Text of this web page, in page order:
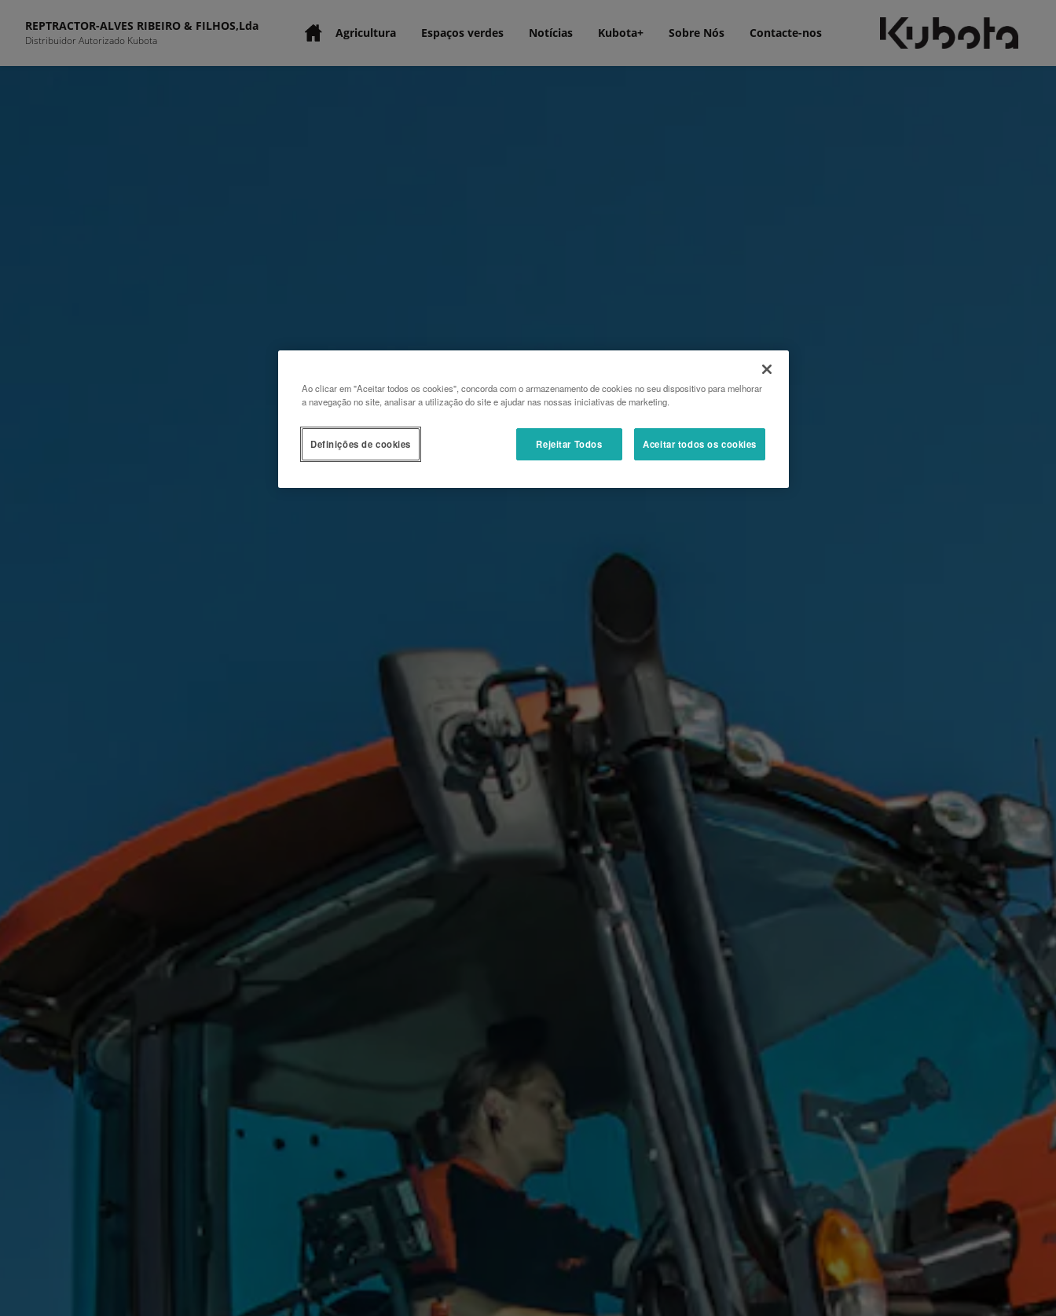
REPTRACTOR-ALVES RIBEIRO & FILHOS,Lda
Distribuidor Autorizado Kubota Agricultura Espaços verdes Notícias Kubota+ Sobre Nós Contacte-nos
Ao clicar em "Aceitar todos os cookies", concorda com o armazenamento de cookies no seu dispositivo para melhorar
a navegação no site, analisar a utilização do site e ajudar nas nossas iniciativas de marketing.
Rejeitar Todos Aceitar todos os cookies
Definições de cookies